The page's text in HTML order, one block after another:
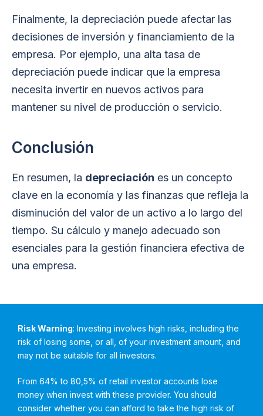
Finalmente, la depreciación puede afectar las
decisiones de inversión y financiamiento de la
empresa. Por ejemplo, una alta tasa de
depreciación puede indicar que la empresa
necesita invertir en nuevos activos para
mantener su nivel de producción o servicio.
Conclusión
En resumen, la depreciación es un concepto
clave en la economía y las finanzas que refleja la
disminución del valor de un activo a lo largo del
tiempo. Su cálculo y manejo adecuado son
esenciales para la gestión financiera efectiva de
una empresa.
Risk Warning: Investing involves high risks, including the
risk of losing some, or all, of your investment amount, and
may not be suitable for all investors.
From 64% to 80,5% of retail investor accounts lose
money when invest with these provider. You should
consider whether you can afford to take the high risk of